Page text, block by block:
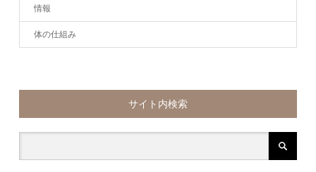
情報
体の仕組み
サイト内検索